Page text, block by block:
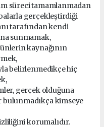
süreci tamamlanmadan
gerçekleştirdiği
tarafından kendi
sunmamak,
kaynağının
belirlenmedikçe hiç
gerçek olduğuna
bulunmadıkça kimseye
korumalıdır.